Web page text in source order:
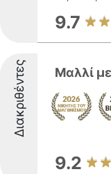
9.7
Διακριθέντες Μαλλί
9.2